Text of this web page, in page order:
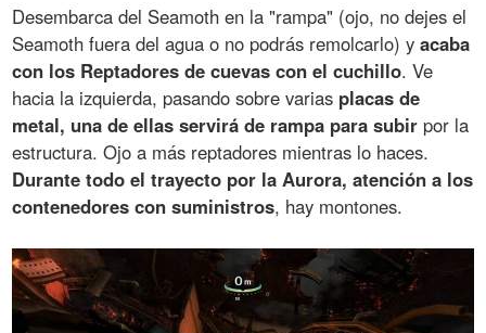
Desembarca del Seamoth en la "rampa" (ojo, no dejes el
Seamoth fuera del agua o no podrás remolcarlo) yacaba
con los Reptadores de cuevas con el cuchillo. Ve
hacia la izquierda, pasando sobre varias placas de
metal, una de ellas servirá de rampa para subir por la
estructura. Ojo a más reptadores mientras lo haces.
Durante todo el trayecto por la Aurora, atención a los
contenedores con suministros, hay montones.